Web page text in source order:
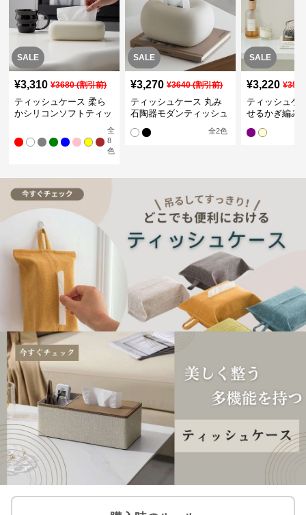
SALE
¥3,310 ¥3680(割引前)
ティッシュケース 柔ら
かシリコンソフトティッ
全
8
色
SALE
¥3,270 ¥3640(割引前)
ティッシュケース 丸み
石陶器モダンティッシュ
全2色
SALE
¥3,220 ¥
ティッシュケ
せるかぎ編み